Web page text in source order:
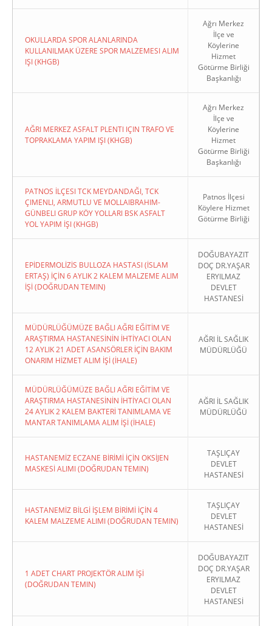
OKULLARDA SPOR ALANLARINDA
KULLANILMAK ÜZERE SPOR MALZEMESI ALIM
IŞI (KHGB)
Ağrı Merkez
İlçe ve
Köylerine
Hizmet
Götürme Birliği
Başkanlığı
AĞRI MERKEZ ASFALT PLENTI IÇIN TRAFO VE
TOPRAKLAMA YAPIM IŞI (KHGB)
Ağrı Merkez
İlçe ve
Köylerine
Hizmet
Götürme Birliği
Başkanlığı
PATNOS İLÇESI TCK MEYDANDAĞI, TCK
ÇIMENLI, ARMUTLU VE MOLLAIBRAHIM-
GÜNBELI GRUP KÖY YOLLARI BSK ASFALT
YOL YAPIM İŞI (KHGB)
Patnos İlçesi
Köylere Hizmet
Götürme Birliği
EPİDERMOLİZİS BULLOZA HASTASI (İSLAM
ERTAŞ) İÇİN 6 AYLIK 2 KALEM MALZEME ALIM
İŞİ (DOĞRUDAN TEMIN)
DOĞUBAYAZIT
DOÇ DR.YAŞAR
ERYILMAZ
DEVLET
HASTANESİ
MÜDÜRLÜĞÜMÜZE BAĞLI AĞRI EĞİTİM VE
ARAŞTIRMA HASTANESİNİN İHTİYACI OLAN
12 AYLIK 21 ADET ASANSÖRLER İÇİN BAKIM
ONARIM HİZMET ALIM İŞİ (İHALE)
AĞRI İL SAĞLIK
MÜDÜRLÜĞÜ
MÜDÜRLÜĞÜMÜZE BAĞLI AĞRI EĞİTİM VE
ARAŞTIRMA HASTANESİNİN İHTİYACI OLAN
24 AYLIK 2 KALEM BAKTERİ TANIMLAMA VE
MANTAR TANIMLAMA ALIM İŞİ (İHALE)
AĞRI İL SAĞLIK
MÜDÜRLÜĞÜ
HASTANEMİZ ECZANE BİRİMİ İÇİN OKSİJEN
MASKESİ ALIMI (DOĞRUDAN TEMIN)
TAŞLIÇAY
DEVLET
HASTANESİ
HASTANEMİZ BİLGİ İŞLEM BİRİMİ İÇİN 4
KALEM MALZEME ALIMI (DOĞRUDAN TEMIN)
TAŞLIÇAY
DEVLET
HASTANESİ
1 ADET CHART PROJEKTÖR ALIM İŞİ
(DOĞRUDAN TEMIN)
DOĞUBAYAZIT
DOÇ DR.YAŞAR
ERYILMAZ
DEVLET
HASTANESİ